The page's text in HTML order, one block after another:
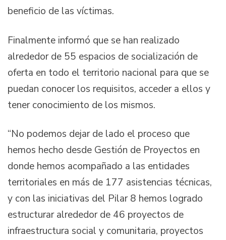
beneficio de las víctimas.
Finalmente informó que se han realizado
alrededor de 55 espacios de socialización de
oferta en todo el territorio nacional para que se
puedan conocer los requisitos, acceder a ellos y
tener conocimiento de los mismos.
“No podemos dejar de lado el proceso que
hemos hecho desde Gestión de Proyectos en
donde hemos acompañado a las entidades
territoriales en más de 177 asistencias técnicas,
y con las iniciativas del Pilar 8 hemos logrado
estructurar alrededor de 46 proyectos de
infraestructura social y comunitaria, proyectos